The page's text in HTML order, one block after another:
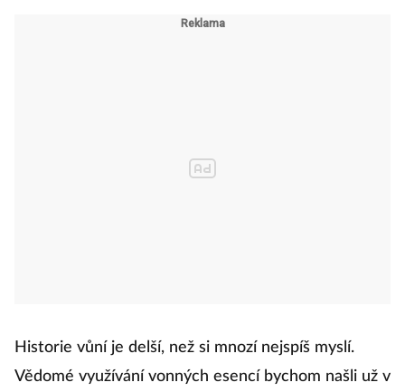
Historie vůní je delší, než si mnozí nejspíš myslí.
Vědomé využívání vonných esencí bychom našli už v